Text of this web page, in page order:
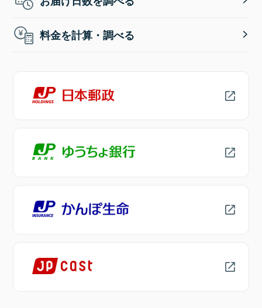
料金を計算・調べる